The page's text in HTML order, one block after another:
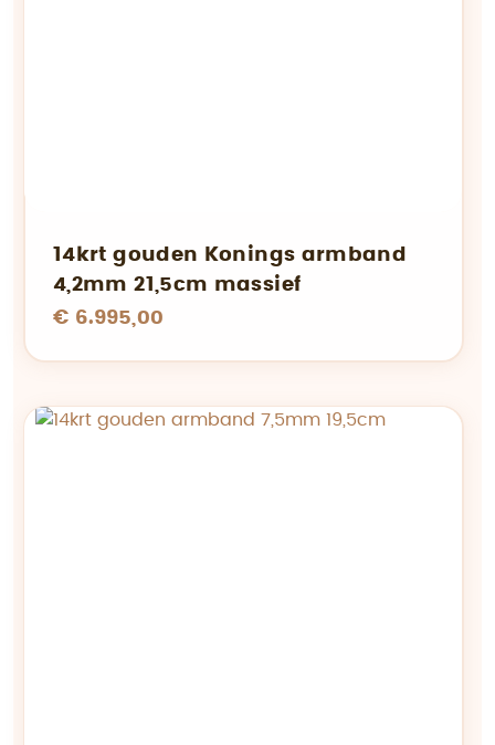
14krt gouden Konings armband
4,2mm 21,5cm massief
€ 6.995,00